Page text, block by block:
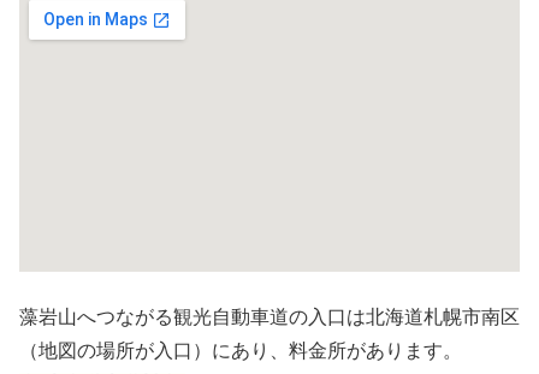
藻岩山へつながる観光自動車道の入口は北海道札幌市南区
（地図の場所が入口）にあり、料金所があります。